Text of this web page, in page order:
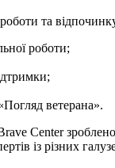
та
роботи;
ветерана».
Center
із різних